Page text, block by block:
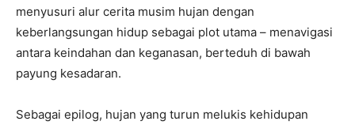
menyusuri alur cerita musim hujan dengan
keberlangsungan hidup sebagai plot utama – menavigasi
antara keindahan dan keganasan, berteduh di bawah
payung kesadaran.
Sebagai epilog, hujan yang turun melukis kehidupan